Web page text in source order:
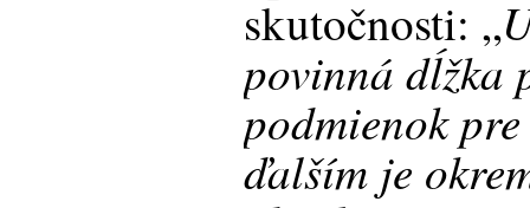
skutočnosti: „
povinná dĺžka
podmienok
ďalším je